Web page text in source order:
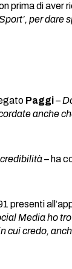
prima di aver
per
Paggi–
anche
– ha
Media ho
cui credo,